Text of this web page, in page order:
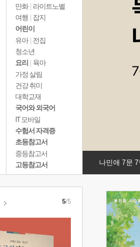
만화 | 라이트노벨
여행
잡지
어린이
유아 | 전집
청소년
요리
육아
가정 살림
건강 취미
대학교재
국어와 외국어
IT 모바일
수험서 자격증
초등참고서
중등참고서
고등참고서
나민애 7문
5/5